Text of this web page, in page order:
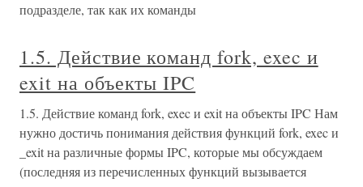
подразделе, так как их команды
1.5. Действие команд fork, exec и
exit на объекты IPC
1.5. Действие команд fork, exec и exit на объекты IPC Нам
нужно достичь понимания действия функций fork, exec и
_exit на различные формы IPC, которые мы обсуждаем
(последняя из перечисленных функций вызывается